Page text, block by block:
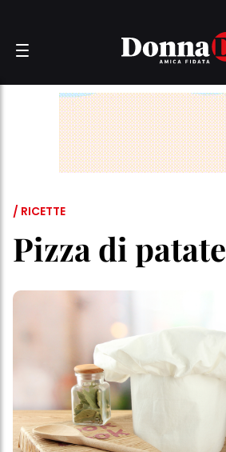
/ RICETTE
Pizza di patate